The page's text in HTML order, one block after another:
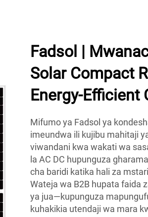
Fadsol |
Solar Compact
Energy-Efficient
Mifumo ya Fadsol ya
imeundwa ili kujibu mahitaji
viwandani kwa wakati wa
la AC DC hupunguza
cha baridi katika hali za
Wateja wa B2B hupata faida
ya jua—kupunguza
kuhakikia utendaji wa mara